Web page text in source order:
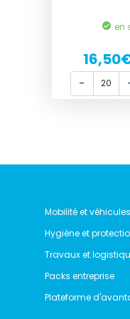
en
Mobilité et véhicules
Hygiène et
Travaux et
Packs entreprise
Plateforme